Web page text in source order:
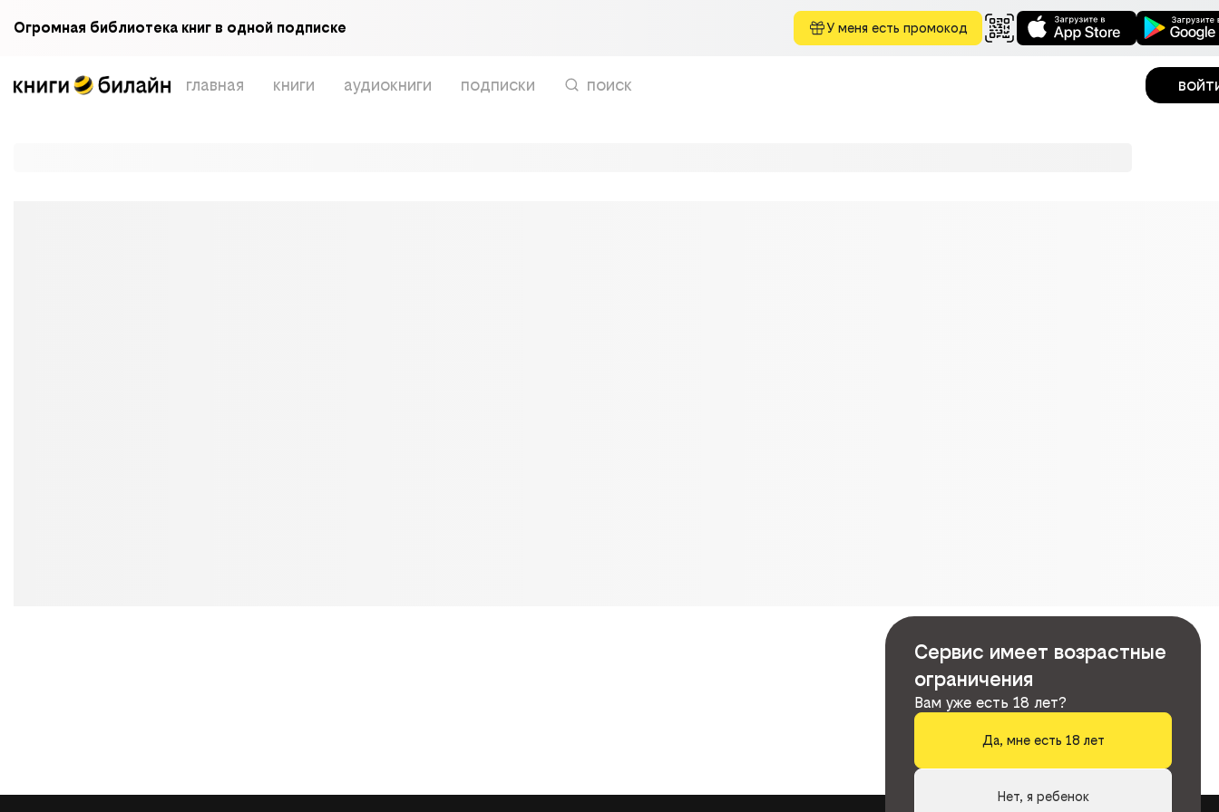
Огромная библиотека книг в одной подписке У меня есть промокод
главная книги аудиокниги подписки поиск
Сервис имеет возрастные
ограничения
Вам уже есть 18 лет?
Да, мне есть 18 лет
Нет, я ребенок